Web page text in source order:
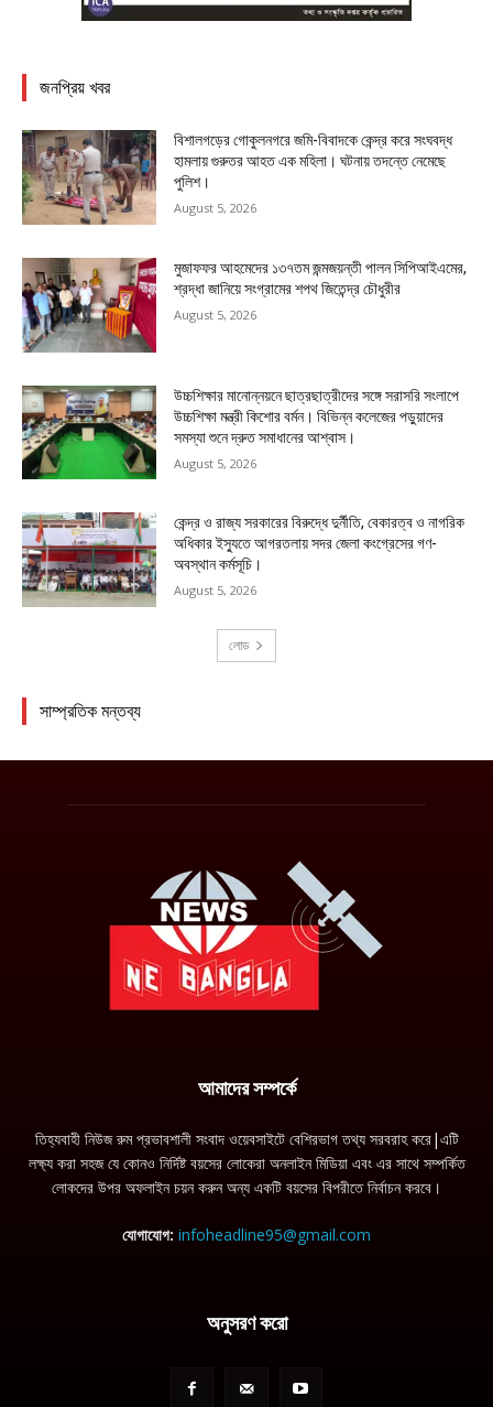
আমাদের সম্পর্কে
তিহ্যবাহী নিউজ রুম প্রভাবশালী সংবাদ ওয়েবসাইটে বেশিরভাগ তথ্য সরবরাহ করে|এটি
লক্ষ্য করা সহজ যে কোনও নির্দিষ্ট বয়সের লোকেরা অনলাইন মিডিয়া এবং এর সাথে সম্পর্কিত
লোকদের উপর অফলাইন চয়ন করুন অন্য একটি বয়সের বিপরীতে নির্বাচন করবে।
যোগাযোগ: infoheadline95@gmail.com
অনুসরণ করো